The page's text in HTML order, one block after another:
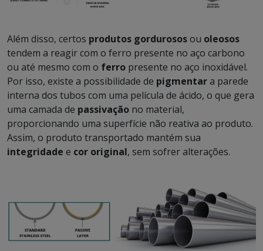
Além disso, certos produtos gordurososou oleosos
tendem a reagir com o ferro presente no aço carbono
ou até mesmo com o ferro presente no aço inoxidável.
Por isso, existe a possibilidade de pigmentara parede
interna dos tubos com uma película de ácido, o que gera
uma camada de passivação no material,
proporcionando uma superfície não reativa ao produto.
Assim, o produto transportado mantém sua
integridade e cor original, sem sofrer alterações.